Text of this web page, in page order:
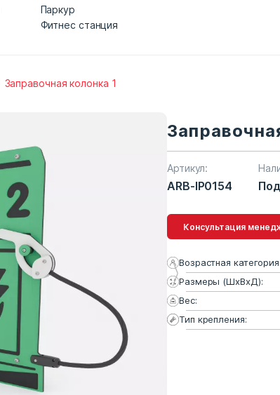
Паркур
Фитнес станция
Заправочная колонка 1
Артикул:
ARB-IP0154
Консультация
Возрастная
Размеры (ШхВхД):
Вес:
Тип крепления: